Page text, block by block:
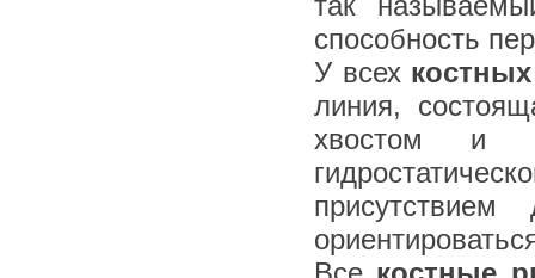
способность
У всех
линия,
хвостом и